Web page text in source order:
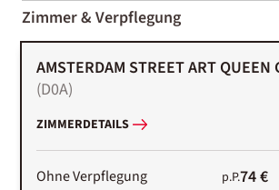
Zimmer & Verpflegung
AMSTERDAM STREET ART QUEEN
(D0A)
ZIMMERDETAILS
Ohne Verpflegung p.P.74 €